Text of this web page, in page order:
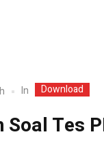
In Download
Tes